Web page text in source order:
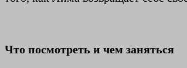
Что посмотреть и чем заняться